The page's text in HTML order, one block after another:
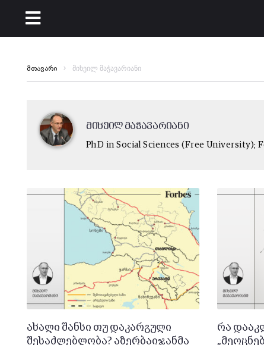
მთავარი მიხეილ მაჭავარიანი
მიხეილ მაჭავარიანი
PhD in Social Sciences (Free University);
ახალი შანსი თუ დაკარგული
შესაძლებლობა? აზერბაიჯანმა
რა